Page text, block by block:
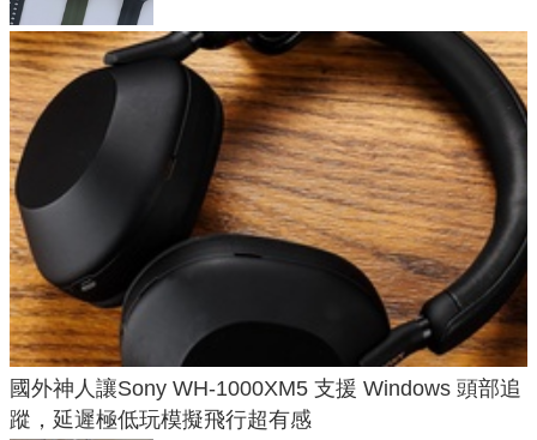
國外神人讓Sony WH-1000XM5 支援 Windows 頭部追
蹤，延遲極低玩模擬飛行超有感